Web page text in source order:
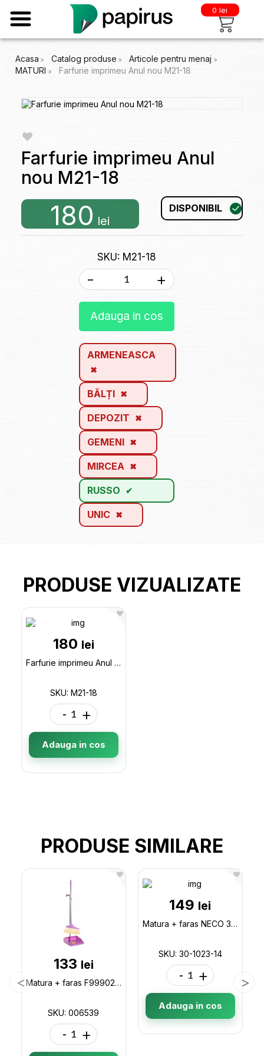
0 lei
Acasa Catalog produse
Articole pentru menaj
MATURI
Farfurie imprimeu Anul nou M21-18
Farfurie imprimeu Anul
nou M21-18
180 lei
DISPONIBIL
SKU: M21-18
- +
Adauga in cos
ARMENEASCA
BĂLȚI
DEPOZIT
GEMENI
MIRCEA
RUSSO
UNIC
PRODUSE VIZUALIZATE
180 lei
Farfurie imprimeu Anul nou M21-18
SKU: M21-18
- +
Adauga in cos
PRODUSE SIMILARE
133 lei
Matura + faras F999026304 006539
SKU: 006539
- +
149 lei
Matura + faras NECO 30-1023-14
SKU: 30-1023-14
- +
Adauga in cos